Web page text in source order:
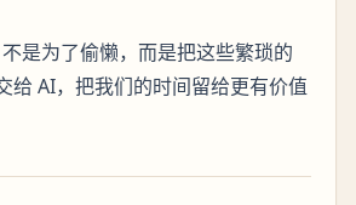
是为了偷懒，而是把这些繁琐的
给 AI，把我们的时间留给更有价值